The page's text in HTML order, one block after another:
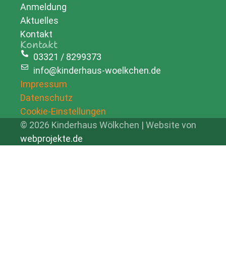
Anmeldung
Aktuelles
Kontakt
Kontakt
03321 / 8299373
info@kinderhaus-woelkchen.de
Impressum
Datenschutz
Cookie-Einstellungen
© 2026 Kinderhaus Wölkchen | Website von
webprojekte.de